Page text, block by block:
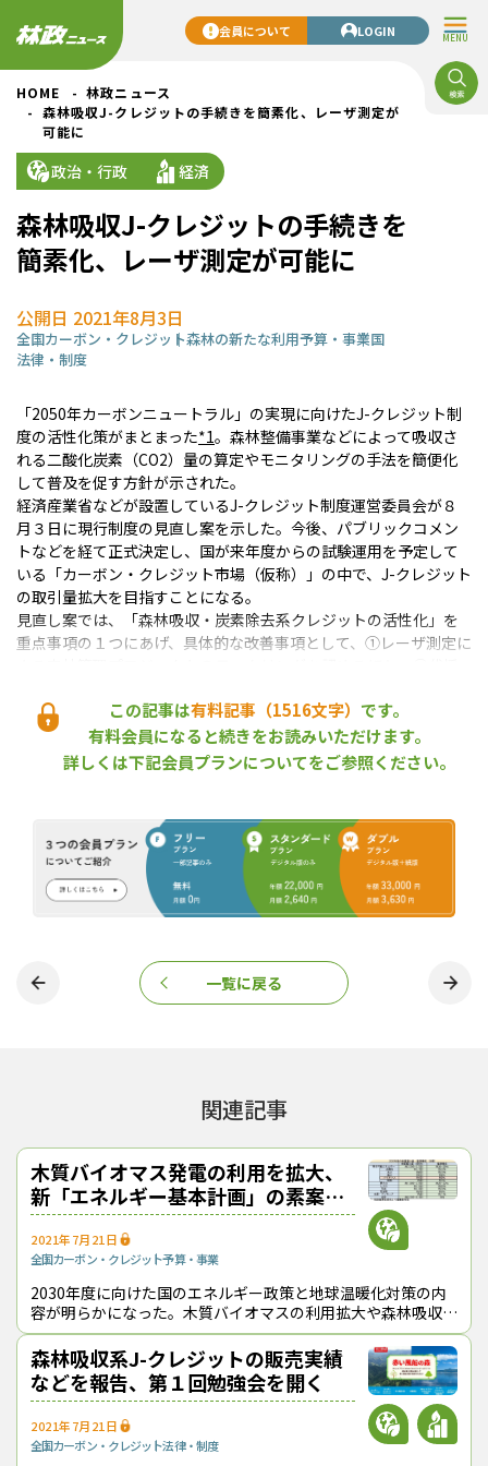
MENU
会員について LOGIN
HOME
林政ニュース
森林吸収J-クレジットの手続きを簡素化、レーザ測定が
可能に
政治・行政 経済
森林吸収J-クレジットの手続きを
簡素化、レーザ測定が可能に
公開日 2021年8月3日
全国カーボン・クレジット森林の新たな利用予算・事業国
法律・制度
「2050年カーボンニュートラル」の実現に向けたJ-クレジット制
度の活性化策がまとまった*1。森林整備事業などによって吸収さ
れる二酸化炭素（CO2）量の算定やモニタリングの手法を簡便化
して普及を促す方針が示された。
経済産業省などが設置しているJ-クレジット制度運営委員会が８
月３日に現行制度の見直し案を示した。今後、パブリックコメン
トなどを経て正式決定し、国が来年度からの試験運用を予定して
いる「カーボン・クレジット市場（仮称）」の中で、J-クレジット
の取引量拡大を目指すことになる。
見直し案では、「森林吸収・炭素除去系クレジットの活性化」を
重点事項の１つにあげ、具体的な改善事項として、①レーザ測定に
①については、森林の「地位」の測定が実地（現地）踏査しか認
められていない現状を改め、ドローンやヘリコプターなど航空機
からのリモートセンシングでも行えるようにし、プロジェクト実
採を伴うプロジェクトを行いやすくする。
（2021年８月３日取材）
森林のCO2吸収量の価値化へ、J-ク
レジット制度の利用拡大策を検討
菅政権が目指す「2050年カーボンニュートラル」の実現に向けて、
森林の二酸化炭素（CO2）吸収量を価値化して温暖化対策につなげ
る動きが出てきた。政府は、CO2の排出量に価格をつけて企業や家
『林政ニュース』編集部
おかげさまで、1994年の創刊から32年目に
入りました！ これからも皆様の手となり足
となり、最新の耳寄り情報をお届けしてまい
ります。
この記事をシェアする
この記事は有料記事（1516文字） です。
有料会員になると続きをお読みいただけます。
詳しくは下記会員プランについてをご参照ください。
一覧に戻る
関連記事
木質バイオマス発電の利用を拡大、
新「エネルギー基本計画」の素案公
表
2021年7月21日
全国カーボン・クレジット予算・事業
2030年度に向けた国のエネルギー政策と地球温暖化対策の内
容が明らかになった。木質バイオマスの利用拡大や森林吸収源
対策の強化などが盛り込まれており、林業・木材産業の活性化
を通じて数値目標などを達成す
森林吸収系J-クレジットの販売実績
などを報告、第１回勉強会を開く
2021年7月21日
全国カーボン・クレジット法律・制度